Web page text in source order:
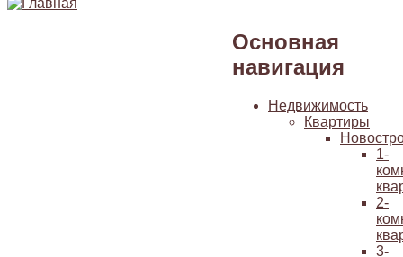
Основная
навигация
Недвижимость
Квартиры
1-
2-
3-